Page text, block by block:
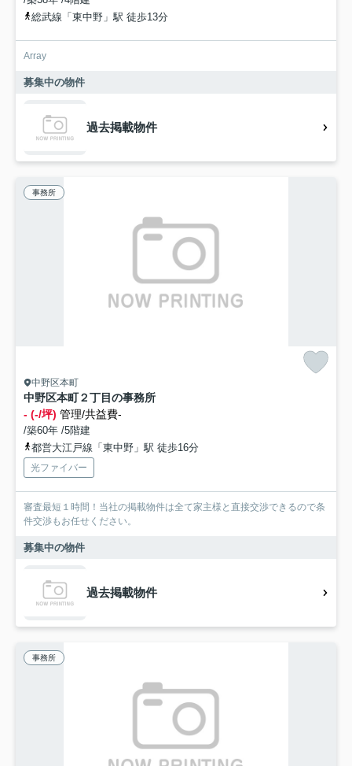
総武線「東中野」駅 徒歩13分
Array
募集中の物件
過去掲載物件
事務所
中野区本町
中野区本町２丁目の事務所
- (-/坪) 管理/共益費-
/築60年 /5階建
都営大江戸線「東中野」駅 徒歩16分
光ファイバー
審査最短１時間！当社の掲載物件は全て家主様と直接交渉できるので条
件交渉もお任せください。
募集中の物件
過去掲載物件
事務所